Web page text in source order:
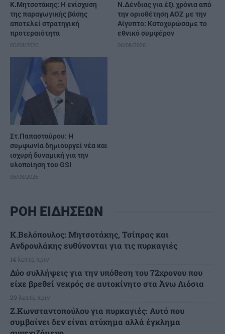
Κ.Μητσοτάκης: Η ενίσχυση
της παραγωγικής βάσης
αποτελεί στρατηγική
προτεραιότητα
06/08/2026
Ν.Δένδιας για έξι χρόνια από
την οριοθέτηση ΑΟΖ με την
Αίγυπτο: Κατοχυρώσαμε το
εθνικό συμφέρον
06/08/2026
Στ.Παπασταύρου: Η
συμφωνία δημιουργεί νέα και
ισχυρή δυναμική για την
υλοποίηση του GSI
06/08/2026
ΡΟΗ ΕΙΔΗΣΕΩΝ
K.Βελόπουλος: Μητσοτάκης, Τσίπρας και
Ανδρουλάκης ευθύνονται για τις πυρκαγιές
14 λεπτά πριν
Δύο συλλήψεις για την υπόθεση του 72χρονου που
είχε βρεθεί νεκρός σε αυτοκίνητο στα Άνω Λιόσια
29 λεπτά πριν
Ζ.Κωνσταντοπούλου για πυρκαγιές: Αυτό που
συμβαίνει δεν είναι ατύχημα αλλά έγκλημα